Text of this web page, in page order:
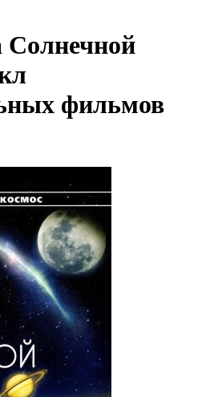
Солнечной
фильмов